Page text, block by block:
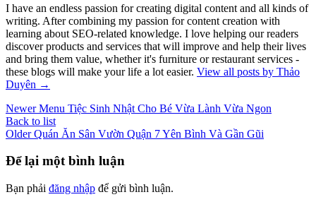
I have an endless passion for creating digital content and all kinds of
writing. After combining my passion for content creation with
learning about SEO-related knowledge. I love helping our readers
discover products and services that will improve and help their lives
and bring them value, whether it's furniture or restaurant services -
these blogs will make your life a lot easier. View all posts by Thảo
Duyên →
Newer Menu Tiệc Sinh Nhật Cho Bé Vừa Lành Vừa Ngon
Back to list
Older Quán Ăn Sân Vườn Quận 7 Yên Bình Và Gần Gũi
Để lại một bình luận
Bạn phải đăng nhập để gửi bình luận.